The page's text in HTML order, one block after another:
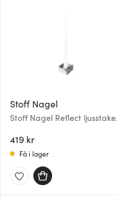
Stoff Nagel
Stoff Nagel Reflect ljusstake
419 kr
Få i lager